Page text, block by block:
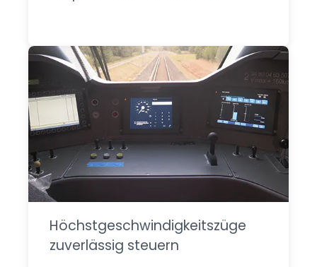
Höchstgeschwindigkeitszüge
zuverlässig steuern